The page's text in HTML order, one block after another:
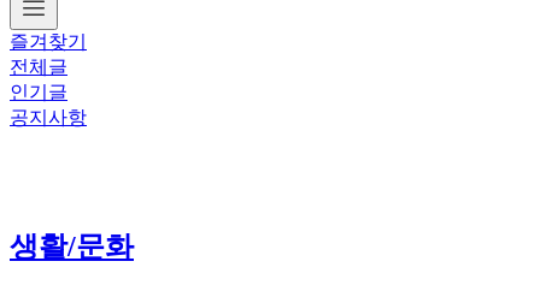
즐겨찾기
전체글
인기글
공지사항
생활/문화